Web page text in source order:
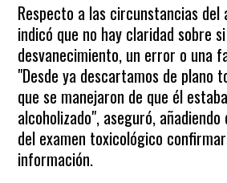
Respecto a las circunstancias del
indicó que no hay claridad sobre
desvanecimiento, un error o una
"Desde ya descartamos de plano
que se manejaron de que él
alcoholizado", aseguró,
del examen toxicológico
información.